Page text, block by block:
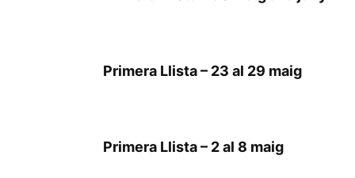
Primera Llista – 23 al 29 maig
Primera Llista – 2 al 8 maig